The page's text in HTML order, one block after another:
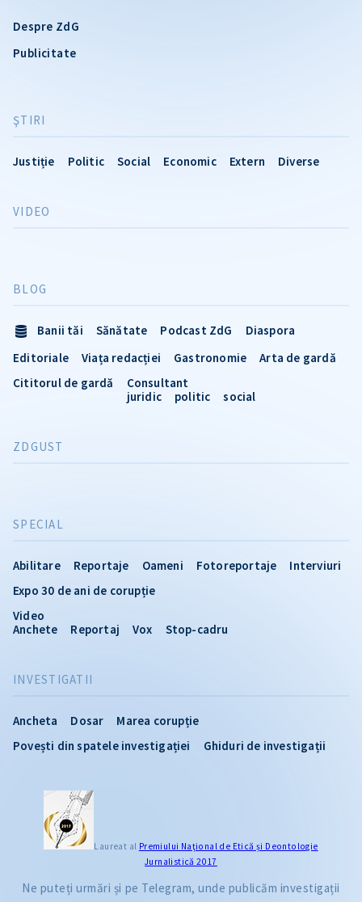
Despre ZdG
Publicitate
ŞTIRI
Justiție Politic Social Economic Extern Diverse
INVESTIGATII
Ancheta Dosar
Marea corupție
Povești din spatele investigației
Ghiduri de investigații
VIDEO
SPECIAL
Abilitare Reportaje Oameni Fotoreportaje
Interviuri
Expo 30 de ani de corupție
Video
Anchete
Reportaj Vox Stop-cadru
BLOG
Banii tăi Sănătate Podcast ZdG
Diaspora
Editoriale
Viața redacției Gastronomie
Arta de gardă
Cititorul de gardă
Consultant
juridic
politic social
ZDGUST
Laureat al Premiului Naţional de Etică și Deontologie
Jurnalistică 2017
Ne puteți urmări și pe Telegram, unde publicăm investigații